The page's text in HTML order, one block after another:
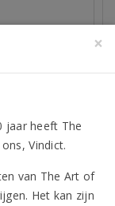
×
jaar heeft The
Vindict.
van The Art of
Het kan zijn